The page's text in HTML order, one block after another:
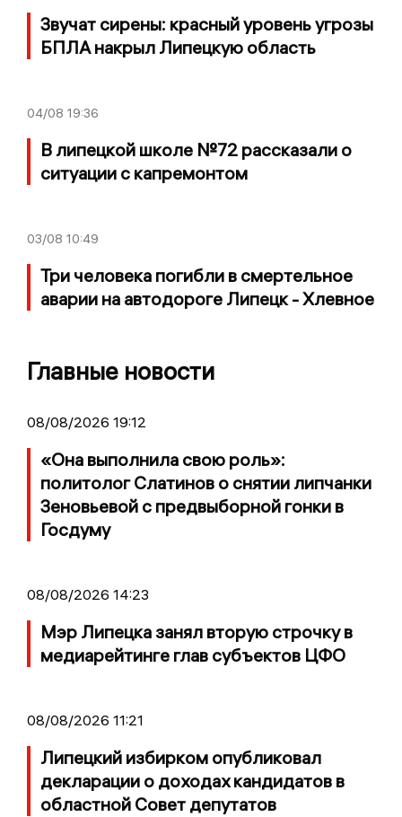
Звучат сирены: красный уровень угрозы
БПЛА накрыл Липецкую область
04/08 19:36
В липецкой школе №72 рассказали о
ситуации с капремонтом
03/08 10:49
Три человека погибли в смертельное
аварии на автодороге Липецк - Хлевное
Главные новости
08/08/2026 19:12
«Она выполнила свою роль»:
политолог Слатинов о снятии липчанки
Зеновьевой с предвыборной гонки в
Госдуму
08/08/2026 14:23
Мэр Липецка занял вторую строчку в
медиарейтинге глав субъектов ЦФО
08/08/2026 11:21
Липецкий избирком опубликовал
декларации о доходах кандидатов в
областной Совет депутатов